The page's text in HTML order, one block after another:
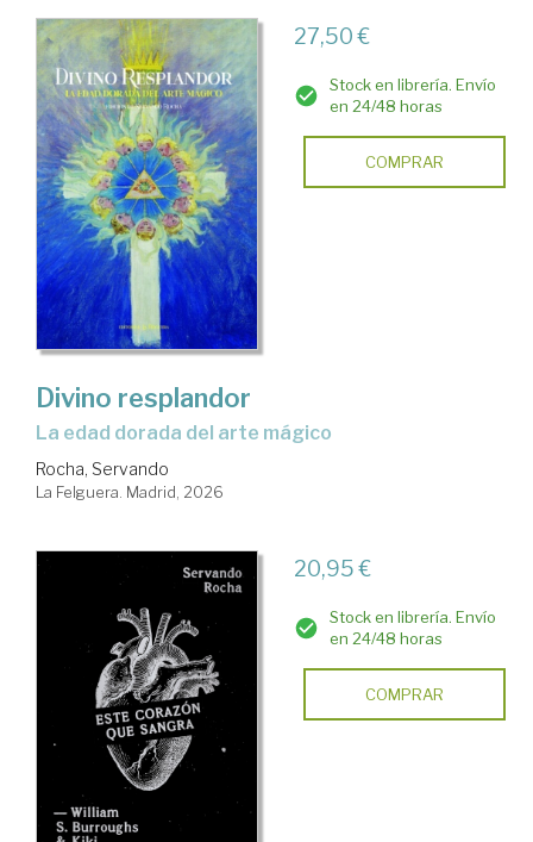
27,50 €
Stock en librería. Envío
en 24/48 horas
COMPRAR
Divino resplandor
La edad dorada del arte mágico
Rocha, Servando
La Felguera. Madrid, 2026
20,95 €
Stock en librería. Envío
en 24/48 horas
COMPRAR